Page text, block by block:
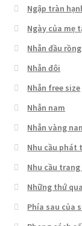
Ngập tràn
Ngày của mẹ
Nhẫn đầu rồng
Nhẫn đôi
Nhẫn free size
Nhẫn nam
Nhẫn vàng
Nhu cầu phát
Nhu cầu
Những thứ
Phía sau của